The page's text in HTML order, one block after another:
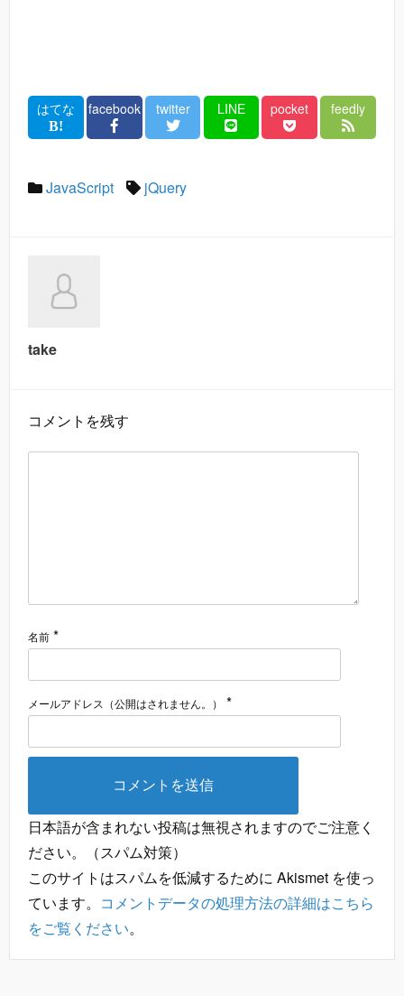
はてな facebook twitter LINE pocket feedly
JavaScript jQuery
take
コメントを残す
名前 *
メールアドレス（公開はされません。） *
日本語が含まれない投稿は無視されますのでご注意く
ださい。（スパム対策）
このサイトはスパムを低減するために Akismet を使っ
ています。 コメントデータの処理方法の詳細はこちら
をご覧ください。